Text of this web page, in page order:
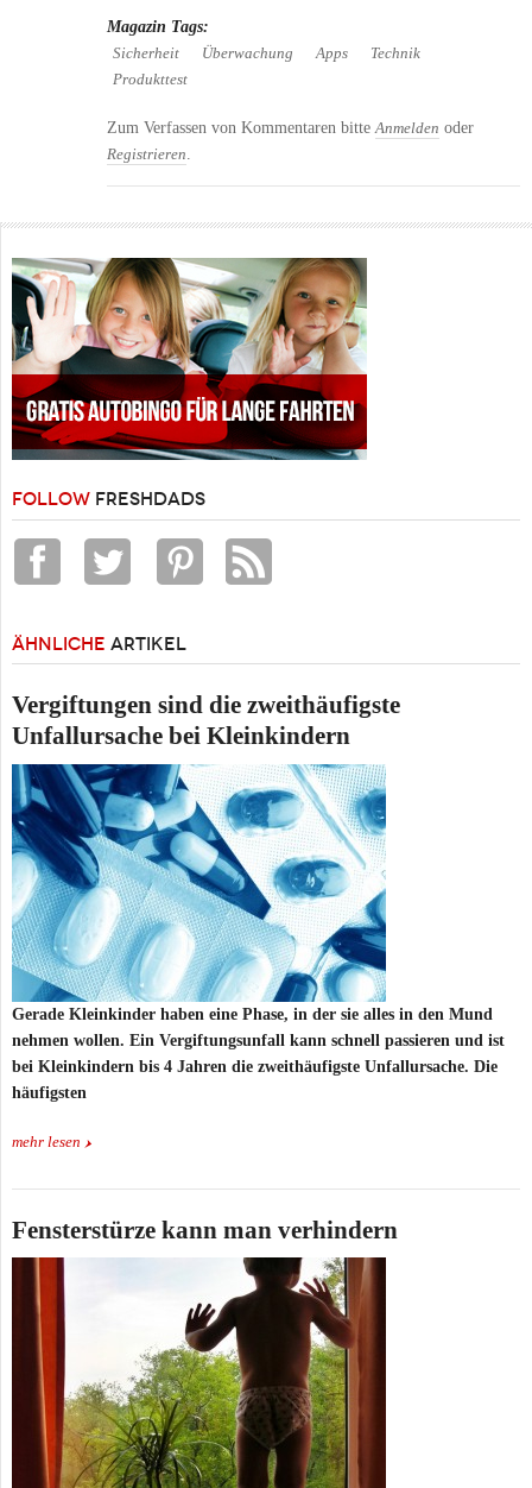
Magazin Tags:
Sicherheit Überwachung Apps
Technik
Produkttest
Zum Verfassen von Kommentaren bitteAnmelden oder
Registrieren.
FOLLOW FRESHDADS
ÄHNLICHE ARTIKEL
Vergiftungen sind die zweithäufigste
Unfallursache bei Kleinkindern
Gerade Kleinkinder haben eine Phase, in der sie alles in den Mund
nehmen wollen. Ein Vergiftungsunfall kann schnell passieren und ist
bei Kleinkindern bis 4 Jahren die zweithäufigste Unfallursache. Die
häufigsten
mehr lesen
Fensterstürze kann man verhindern